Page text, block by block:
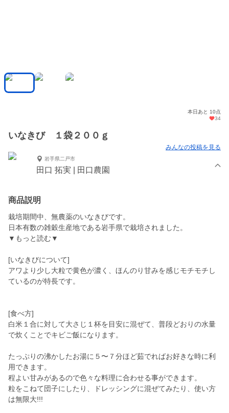
本日あと 10点
34
いなきび １袋２００ｇ
みんなの投稿を見る
岩手県二戸市
田口 拓実 | 田口農園
商品説明
栽培期間中、無農薬のいなきびです。
日本有数の雑穀生産地である岩手県で栽培されました。
▼もっと読む▼
[いなきびについて]
アワより少し大粒で黄色が濃く、ほんのり甘みを感じモチモチし
ているのが特長です。
[食べ方]
白米１合に対して大さじ１杯を目安に混ぜて、普段どおりの水量
で炊くことでキビご飯になります。
たっぷりの沸かしたお湯に５〜７分ほど茹でればお好きな時に利
用できます。
程よい甘みがあるので色々な料理に合わせる事ができます。
粒をこねて団子にしたり、ドレッシングに混ぜてみたり、使い方
は無限大!!!